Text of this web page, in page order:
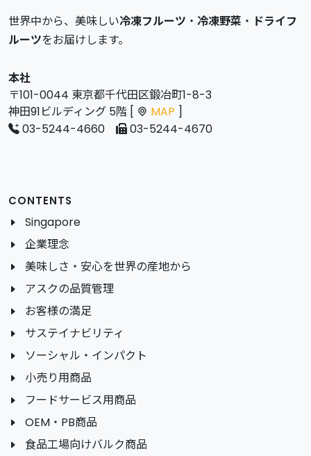
世界中から、美味しい冷凍フルーツ ・ 冷凍野菜 ・ ドライフ
ルーツをお届けします。
本社
〒101-0044 東京都千代田区鍛冶町1-8-3
神田91ビルディング 5階 [
MAP ]
03-5244-4660
03-5244-4670
CONTENTS
Singapore
企業理念
美味しさ・安心を世界の産地から
アスクの品質管理
お客様の満足
サステイナビリティ
ソーシャル・インパクト
小売り用商品
フードサービス用商品
OEM・PB商品
食品工場向けバルク商品